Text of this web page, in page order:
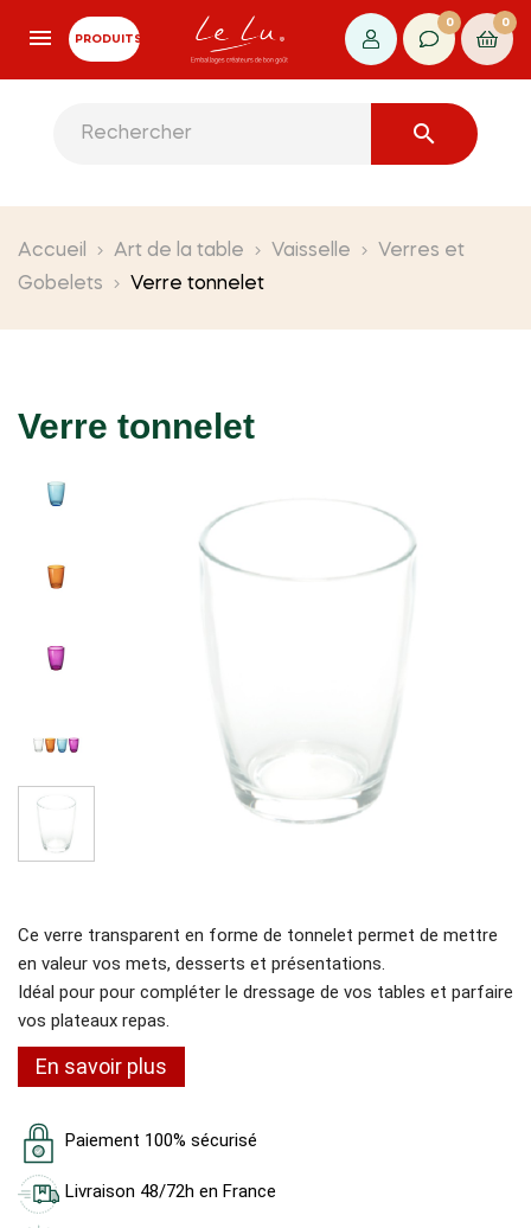
PRODUITS
0 0

Accueil Art de la table Vaisselle
Verres et
Gobelets
Verre tonnelet
Verre tonnelet
Ce verre transparent en forme de tonnelet permet de mettre
en valeur vos mets, desserts et présentations.
Idéal pour pour compléter le dressage de vos tables et parfaire
vos plateaux repas.
En savoir plus
Paiement 100% sécurisé
Livraison 48/72h en France